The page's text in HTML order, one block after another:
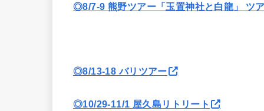
◎8/7-9 熊野ツアー「玉置神社と白龍」 ツ
◎8/13-18 バリツアー
◎10/29-11/1 屋久島リトリート